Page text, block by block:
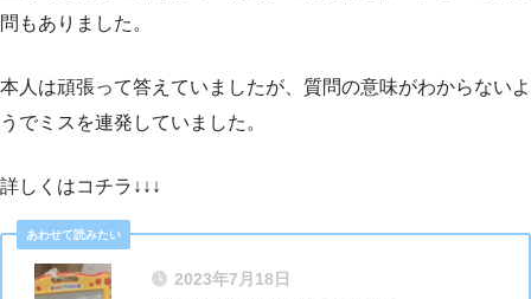
問もありました。
本人は頑張って答えていましたが、質問の意味がわからないよ
うでミスを連発していました。
詳しくはコチラ↓↓↓
2023年7月18日